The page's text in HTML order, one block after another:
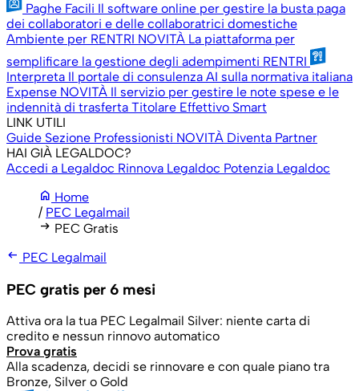
Paghe Facili Il software online per gestire la busta paga
dei collaboratori e delle collaboratrici domestiche
Ambiente per RENTRI NOVITÀ La piattaforma per
semplificare la gestione degli adempimenti RENTRI
Interpreta Il portale di consulenza AI sulla normativa italiana
Expense NOVITÀ Il servizio per gestire le note spese e le
indennità di trasferta Titolare Effettivo Smart
LINK UTILI
Guide Sezione Professionisti NOVITÀ Diventa Partner
HAI GIÀ LEGALDOC?
Accedi a Legaldoc Rinnova Legaldoc Potenzia Legaldoc
home Home
/ PEC Legalmail
arrow_right_alt PEC Gratis
arrow_left_alt PEC Legalmail
PEC gratis per 6 mesi
Attiva ora la tua PEC Legalmail Silver: niente carta di
credito e nessun rinnovo automatico
Prova gratis
Alla scadenza, decidi se rinnovare e con quale piano tra
Bronze, Silver o Gold